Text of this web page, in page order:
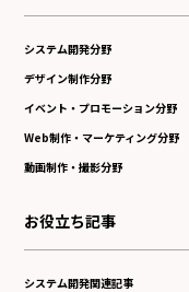
システム開発分野
デザイン制作分野
イベント・プロモーション分野
Web制作・マーケティング分野
動画制作・撮影分野
お役立ち記事
システム開発関連記事